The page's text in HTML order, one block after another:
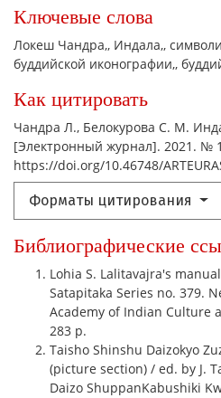
Ключевые слова
Локеш Чандра, Индала,
буддийской иконографии,
Как цитировать
Чандра Л., Белокурова С. М.
[Электронный журнал]. 2021. №
https://doi.org/10.46748/
Форматы цитирования
Библиографические
Lohia S. Lalitavajra's
Satapitaka Series no. 379.
Academy of Indian Culture
283 p.
Taisho Shinshu Daizokyo
(picture section) / ed. by J.
Daizo ShuppanKabushiki